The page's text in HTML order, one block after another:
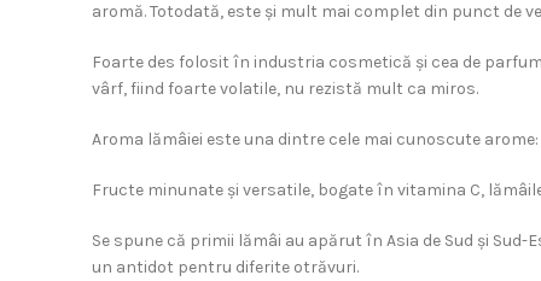
aromă. Totodată, este și mult mai complet din punct de
Foarte des folosit în industria cosmetică și cea de
vârf, fiind foarte volatile, nu rezistă mult ca miros.
Aroma lămâiei este una dintre cele mai cunoscute
Fructe minunate și versatile, bogate în vitamina C,
Se spune că primii lămâi au apărut în Asia de Sud și
un antidot pentru diferite otrăvuri.